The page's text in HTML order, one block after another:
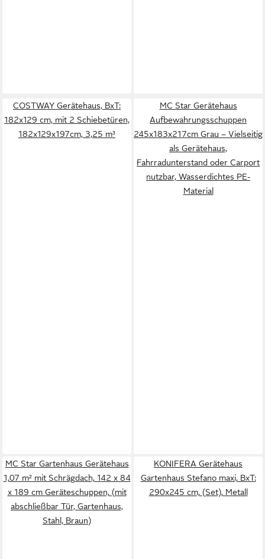
COSTWAY Gerätehaus, BxT:
182x129 cm, mit 2 Schiebetüren,
182x129x197cm, 3,25 m³
MC Star Gerätehaus
Aufbewahrungsschuppen
245x183x217cm Grau – Vielseitig
als Gerätehaus,
Fahrradunterstand oder Carport
nutzbar, Wasserdichtes PE-
Material
MC Star Gartenhaus Gerätehaus
1,07 m² mit Schrägdach, 142 x 84
x 189 cm Geräteschuppen, (mit
abschließbar Tür, Gartenhaus,
Stahl, Braun)
KONIFERA Gerätehaus
Gartenhaus Stefano maxi, BxT:
290x245 cm, (Set), Metall